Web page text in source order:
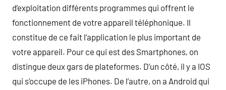
d’exploitation différents programmes qui offrent le
fonctionnement de votre appareil téléphonique. Il
constitue de ce fait l’application le plus important de
votre appareil. Pour ce qui est des Smartphones, on
distingue deux gars de plateformes. D’un côté, il y a IOS
qui s’occupe de les iPhones. De l’autre, on a Android qui